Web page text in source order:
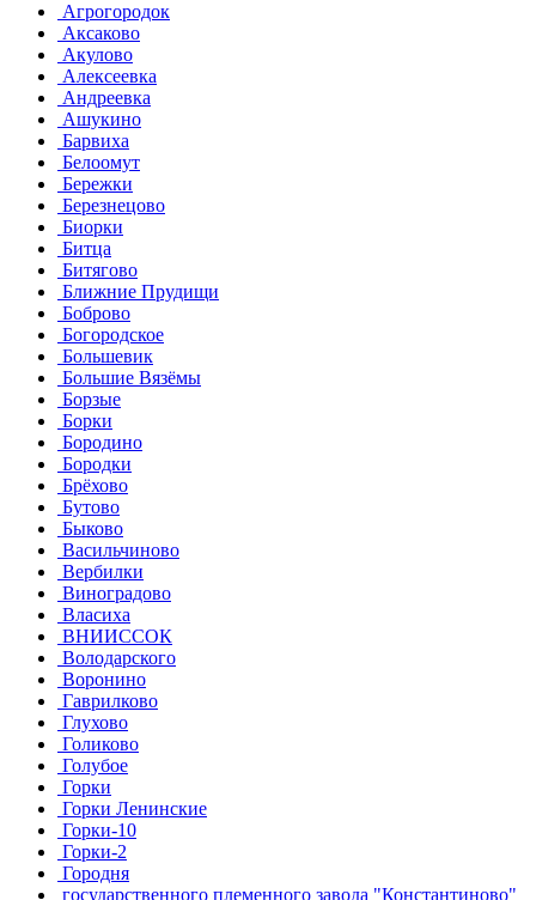
Агрогородок
Аксаково
Акулово
Алексеевка
Андреевка
Ашукино
Барвиха
Белоомут
Бережки
Березнецово
Биорки
Битца
Битягово
Ближние Прудищи
Боброво
Богородское
Большевик
Большие Вязёмы
Борзые
Борки
Бородино
Бородки
Брёхово
Бутово
Быково
Васильчиново
Вербилки
Виноградово
Власиха
ВНИИССОК
Володарского
Воронино
Гаврилково
Глухово
Голиково
Голубое
Горки
Горки Ленинские
Горки-10
Горки-2
Городня
государственного племенного завода "Константиново"